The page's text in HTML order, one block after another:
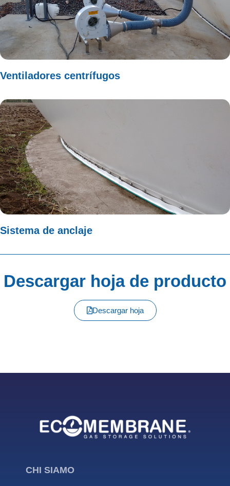
Ventiladores centrífugos
Sistema de anclaje
Descargar hoja de producto
Descargar hoja
CHI SIAMO